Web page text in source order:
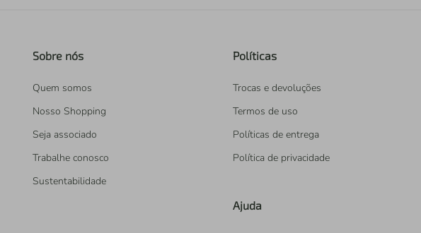
Sobre nós
Quem somos
Nosso Shopping
Seja associado
Trabalhe conosco
Sustentabilidade
Políticas
Trocas e devoluções
Termos de uso
Políticas de entrega
Política de privacidade
Ajuda